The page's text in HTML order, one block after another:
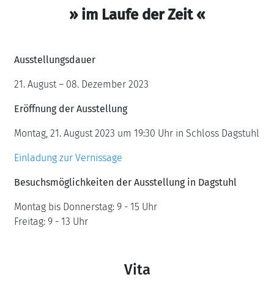
» im Laufe der Zeit«
Ausstellungsdauer
21. August – 08. Dezember 2023
Eröffnung der Ausstellung
Montag, 21. August 2023 um 19:30 Uhr in Schloss Dagstuhl
Einladung zur Vernissage
Besuchsmöglichkeiten der Ausstellung in Dagstuhl
Montag bis Donnerstag: 9 - 15 Uhr
Freitag: 9 - 13 Uhr
Vita